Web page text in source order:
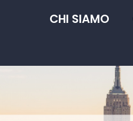
CHI SIAMO